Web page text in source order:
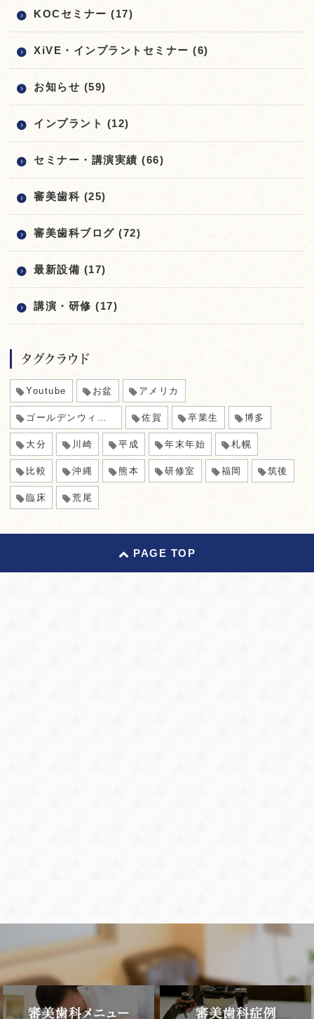
KOCセミナー (17)
XiVE・インプラントセミナー (6)
お知らせ (59)
インプラント (12)
セミナー・講演実績 (66)
審美歯科 (25)
審美歯科ブログ (72)
最新設備 (17)
講演・研修 (17)
タグクラウド
Youtube お盆 アメリカ
ゴールデンウィーク 佐賀 卒業生 博多
大分 川崎 平成 年末年始 札幌
比較 沖縄 熊本 研修室 福岡 筑後
臨床 荒尾
PAGE TOP